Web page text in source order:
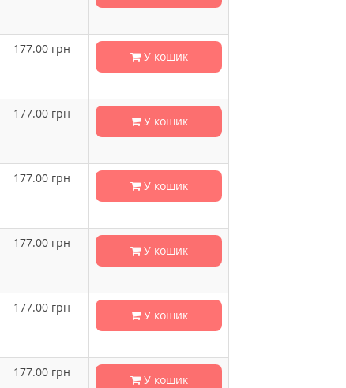
177.00грн
У кошик
177.00грн
У кошик
177.00грн
У кошик
177.00грн
У кошик
177.00грн
У кошик
177.00грн
У кошик